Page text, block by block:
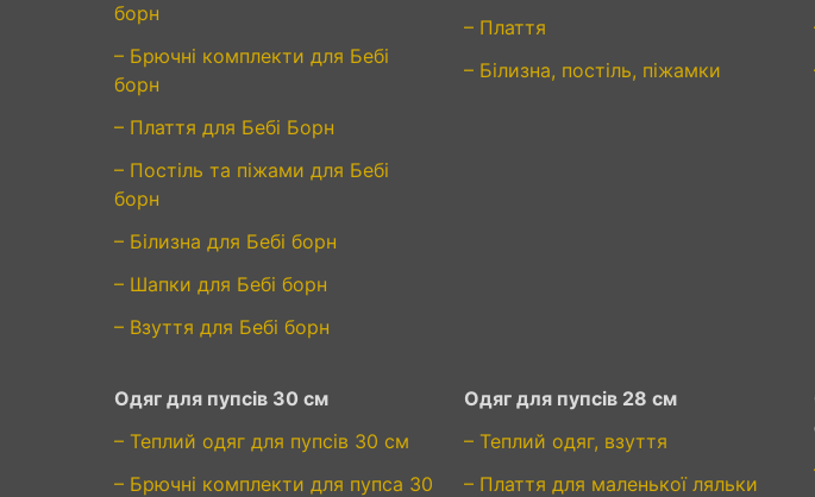
борн
– Брючні комплекти для Бебі
борн
– Плаття для Бебі Борн
– Постіль та піжами для Бебі
борн
– Білизна для Бебі борн
– Шапки для Бебі борн
– Взуття для Бебі борн
– Плаття
– Білизна, постіль, піжамки
Одяг для пупсів 30 см
– Теплий одяг для пупсів 30 см
– Брючні комплекти для пупса 30
Одяг для пупсів 28 см
– Теплий одяг, взуття
– Плаття для маленької ляльки